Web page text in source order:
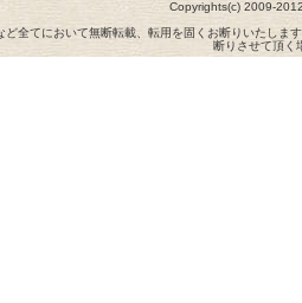
Copyrights(c) 2009-
ど全てにおいて無断転載、転用を固くお断りいたしま
断りさせて頂く